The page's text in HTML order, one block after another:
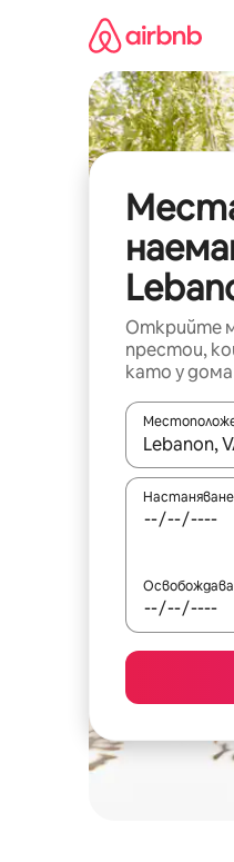
съдържанието
Открийте
престои,
като у дома
Когато
Настаняване